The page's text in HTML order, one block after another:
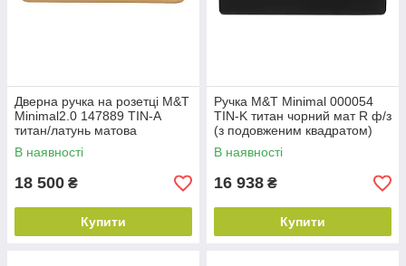
Дверна ручка на розетці M&T
Minimal2.0 147889 TIN-A
титан/латунь матова
В наявності
18 500 ₴
Купити
Ручка M&T Minimal 000054
TIN-K титан чорний мат R ф/з
(з подовженим квадратом)
В наявності
16 938 ₴
Купити